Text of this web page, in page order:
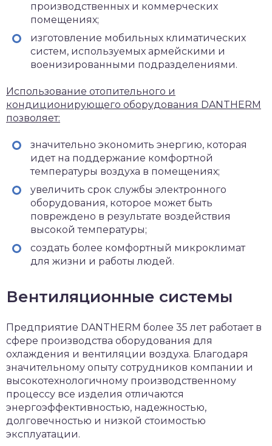
производственных и коммерческих
помещениях;
изготовление мобильных климатических
систем, используемых армейскими и
военизированными подразделениями.
Использование отопительного и
кондиционирующего оборудования DANTHERM
позволяет:
значительно экономить энергию, которая
идет на поддержание комфортной
температуры воздуха в помещениях;
увеличить срок службы электронного
оборудования, которое может быть
повреждено в результате воздействия
высокой температуры;
создать более комфортный микроклимат
для жизни и работы людей.
Вентиляционные системы
Предприятие DANTHERM более 35 лет работает в
сфере производства оборудования для
охлаждения и вентиляции воздуха. Благодаря
значительному опыту сотрудников компании и
высокотехнологичному производственному
процессу все изделия отличаются
энергоэффективностью, надежностью,
долговечностью и низкой стоимостью
эксплуатации.